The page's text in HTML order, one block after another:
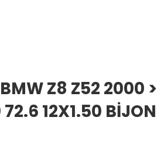
Z8 Z52 2000 >
12X1.50 BİJON